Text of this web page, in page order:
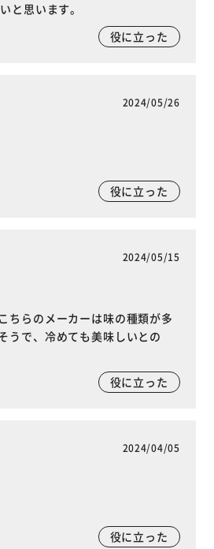
と思います。
役に立った
2024/05/26
役に立った
2024/05/15
ちらのメーカーは味の種類が多
うで、冷めても美味しいとの
役に立った
2024/04/05
役に立った